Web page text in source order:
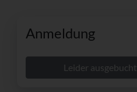
Anmeldung
Leider ausgebucht